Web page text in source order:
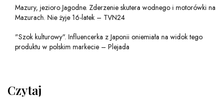
Mazury, jezioro Jagodne. Zderzenie skutera wodnego i motorówki na
Mazurach. Nie żyje 16-latek – TVN24
"Szok kulturowy". Influencerka z Japonii oniemiała na widok tego
produktu w polskim markecie – Plejada
Czytaj